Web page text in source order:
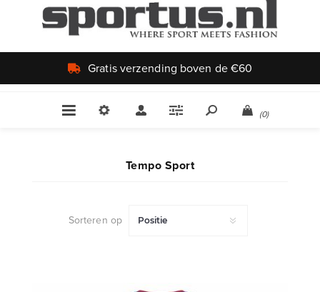
Uniek aanbod
(0)
Tempo Sport
Sorteren op